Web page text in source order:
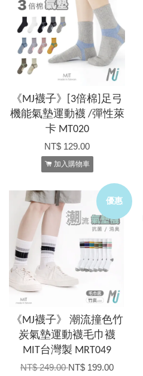
《MJ襪子》[3倍棉]足弓
機能氣墊運動襪 /彈性萊
卡 MT020
NT$ 129.00
加入購物車
優惠
《MJ襪子》 潮流撞色竹
炭氣墊運動襪毛巾襪
MIT台灣製 MRT049
NT$ 249.00NT$ 199.00